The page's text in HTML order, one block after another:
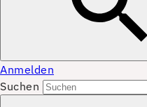
Anmelden
Suchen